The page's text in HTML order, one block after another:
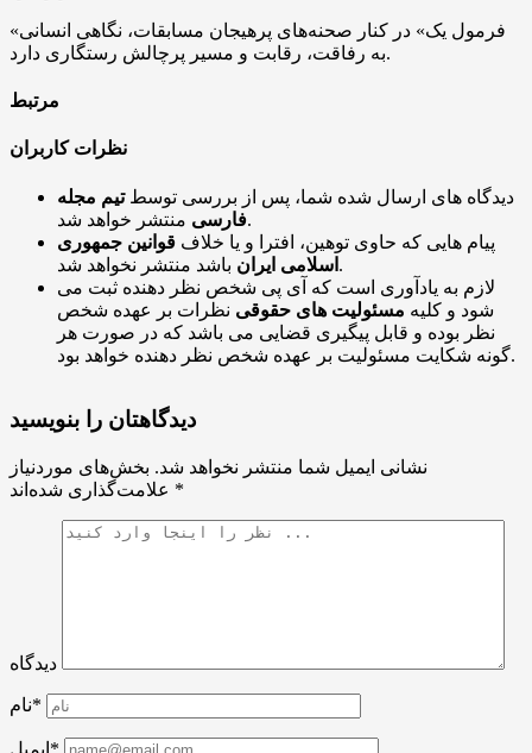
«فرمول یک» در کنار صحنه‌های پرهیجان مسابقات، نگاهی انسانی
به رفاقت، رقابت و مسیر پرچالش رستگاری دارد.
مرتبط
نظرات کاربران
دیدگاه های ارسال شده شما، پس از بررسی توسطتیم مجله
فارسیمنتشر خواهد شد.
پیام هایی که حاوی توهین، افترا و یا خلاف قوانین جمهوری
اسلامی ایران باشد منتشر نخواهد شد.
لازم به یادآوری است که آی پی شخص نظر دهنده ثبت می
شود و کلیه مسئولیت های حقوقی نظرات بر عهده شخص
نظر بوده و قابل پیگیری قضایی می باشد که در صورت هر
گونه شکایت مسئولیت بر عهده شخص نظر دهنده خواهد بود.
دیدگاهتان را بنویسید
نشانی ایمیل شما منتشر نخواهد شد. بخش‌های موردنیاز
*
دیدگاه
نام*